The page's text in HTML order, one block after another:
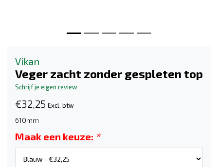
Vikan
Veger zacht zonder gespleten top
Schrijf je eigen review
€32,25 Excl. btw
610mm
Maak een keuze: *